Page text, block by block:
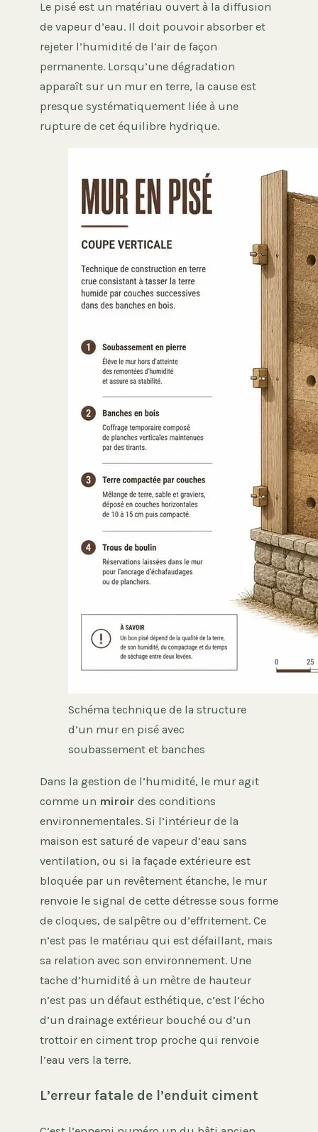
Le pisé est un matériau ouvert à la diffusion
de vapeur d’eau. Il doit pouvoir absorber et
rejeter l’humidité de l’air de façon
permanente. Lorsqu’une dégradation
apparaît sur un mur en terre, la cause est
presque systématiquement liée à une
rupture de cet équilibre hydrique.
Schéma technique de la structure
d’un mur en pisé avec
soubassement et banches
Dans la gestion de l’humidité, le mur agit
comme un miroir des conditions
environnementales. Si l’intérieur de la
maison est saturé de vapeur d’eau sans
ventilation, ou si la façade extérieure est
bloquée par un revêtement étanche, le mur
renvoie le signal de cette détresse sous forme
de cloques, de salpêtre ou d’effritement. Ce
n’est pas le matériau qui est défaillant, mais
sa relation avec son environnement. Une
tache d’humidité à un mètre de hauteur
n’est pas un défaut esthétique, c’est l’écho
d’un drainage extérieur bouché ou d’un
trottoir en ciment trop proche qui renvoie
l’eau vers la terre.
L’erreur fatale de l’enduit ciment